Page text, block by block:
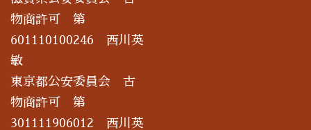
物商許可 第
601110100246 西川英
敏
東京都公安委員会 古
物商許可 第
301111906012 西川英